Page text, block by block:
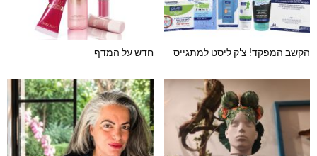
הקשב המפקד! צ'ק ליסט למתגייס חדש על המדף